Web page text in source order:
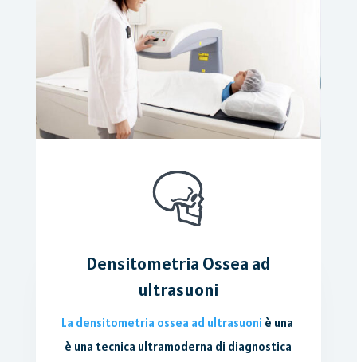
Densitometria Ossea ad
ultrasuoni
La densitometria ossea ad ultrasuoni è una
è una tecnica ultramoderna di diagnostica